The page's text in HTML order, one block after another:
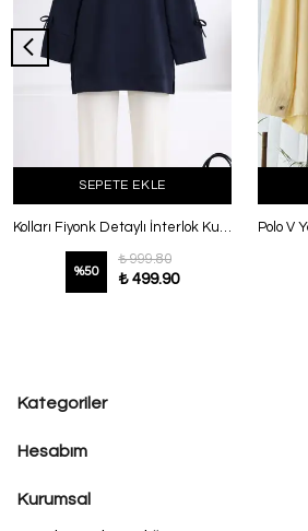
SEPETE EKLE
Kolları Fiyonk Detaylı İnterlok Kumaş Tunik Lacivert
%50
₺ 999.80
₺ 499.90
Kategoriler
Hesabım
Kurumsal